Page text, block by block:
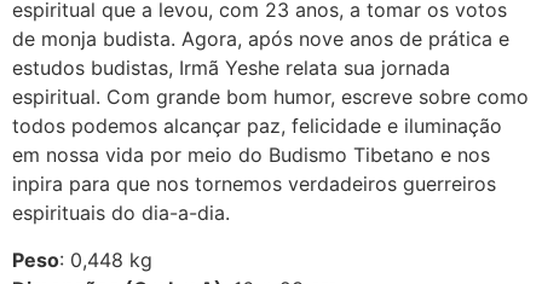
espiritual que a levou, com 23 anos, a tomar os votos
de monja budista. Agora, após nove anos de prática e
estudos budistas, Irmã Yeshe relata sua jornada
espiritual. Com grande bom humor, escreve sobre como
todos podemos alcançar paz, felicidade e iluminação
em nossa vida por meio do Budismo Tibetano e nos
inpira para que nos tornemos verdadeiros guerreiros
espirituais do dia-a-dia.
Peso: 0,448 kg